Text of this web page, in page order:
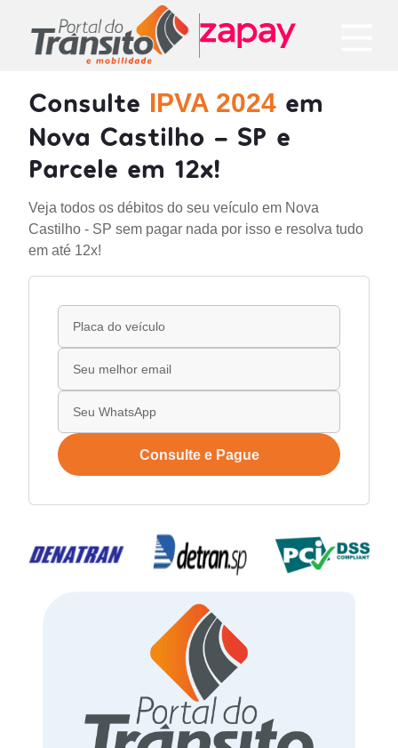
Consulte IPVA 2024 em
Nova Castilho - SP e
Parcele em 12x!
Veja todos os débitos do seu veículo em Nova
Castilho - SP sem pagar nada por isso e resolva tudo
em até 12x!
Consulte e Pague